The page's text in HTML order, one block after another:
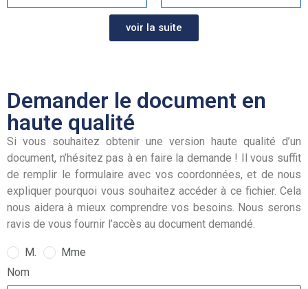
voir la suite
Demander le document en
haute qualité
Si vous souhaitez obtenir une version haute qualité d’un
document, n’hésitez pas à en faire la demande ! Il vous suffit
de remplir le formulaire avec vos coordonnées, et de nous
expliquer pourquoi vous souhaitez accéder à ce fichier. Cela
nous aidera à mieux comprendre vos besoins. Nous serons
ravis de vous fournir l’accès au document demandé.
M.
Mme
Nom